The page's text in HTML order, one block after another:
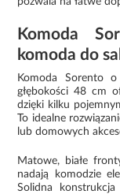
Komoda
komoda do
Komoda Sorento
głębokości 48 cm
dzięki kilku
To idealne
lub domowych
Matowe, białe
nadają komodzie
Solidna konstrukcja